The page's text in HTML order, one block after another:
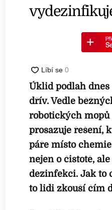
Úklid podlah
dřív. Vedle
robotických
prosazuje řešení,
páře místo
nejen o čistotě,
dezinfekci. Jak to
to lidi zkouší čím